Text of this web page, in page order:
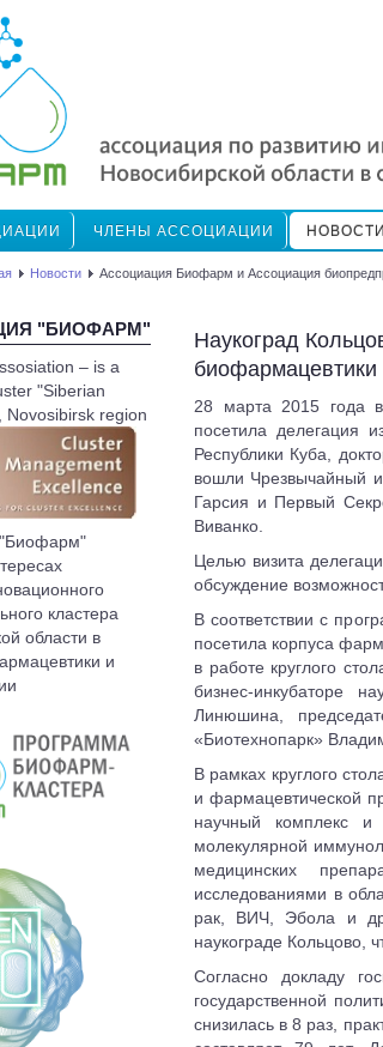
ЧЛЕНЫ АССОЦИАЦИИ НОВОСТИ
Новости Ассоциация Биофарм и Ассоциация
"БИОФАРМ"
– is a
"Siberian
Novosibirsk region
кластера
области в
и
Наукоград
биофармацевтики
28 марта 2015 года в
посетила делегация
Республики Куба,
вошли Чрезвычайный
Гарсия и Первый
Виванко.
Целью визита
обсуждение
В соответствии с
посетила корпуса
в работе круглого
бизнес-инкубаторе
Линюшина,
«Биотехнопарк»
В рамках круглого
и фармацевтической
научный комплекс и
молекулярной
медицинских
исследованиями в
рак, ВИЧ, Эбола и
наукограде Кольцово,
Согласно докладу
государственной
снизилась в 8 раз,